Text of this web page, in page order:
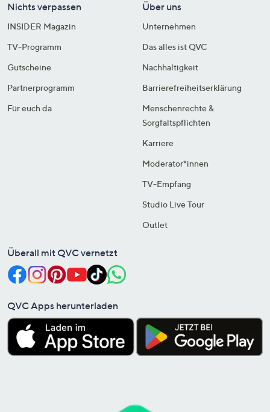
Nichts verpassen
INSIDER Magazin
TV-Programm
Gutscheine
Partnerprogramm
Für euch da
Über uns
Unternehmen
Das alles ist QVC
Nachhaltigkeit
Barrierefreiheitserklärung
Menschenrechte &
Sorgfaltspflichten
Karriere
Moderator*innen
TV-Empfang
Studio Live Tour
Outlet
Überall mit QVC vernetzt
QVC Apps herunterladen